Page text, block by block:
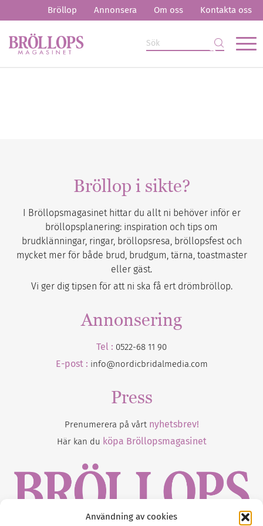
Användning av cookies
Bröllop Annonsera Om oss Kontakta oss
Bröllop i sikte?
I Bröllopsmagasinet hittar du allt ni behöver inför er
bröllopsplanering: inspiration och tips om
brudklänningar, ringar, bröllopsresa, bröllopsfest och
mycket mer för både brud, brudgum, tärna, toastmaster
eller gäst.
Vi ger dig tipsen för att ni ska få ert drömbröllop.
Annonsering
Tel : 0522-68 11 90
E-post : info@nordicbridalmedia.com
Press
Prenumerera på vårt nyhetsbrev!
Här kan du köpa Bröllopsmagasinet